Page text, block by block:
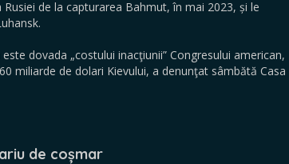
de la capturarea Bahmut, în mai 2023, și le
dovada „costului inacţiunii” Congresului american,
miliarde de dolari Kievului, a denunţat sâmbătă Casa
de coșmar